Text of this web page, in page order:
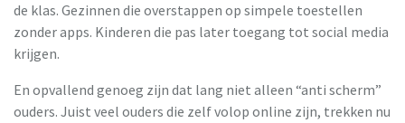
de klas. Gezinnen die overstappen op simpele toestellen
zonder apps. Kinderen die pas later toegang tot social media
krijgen.
En opvallend genoeg zijn dat lang niet alleen “anti scherm”
ouders. Juist veel ouders die zelf volop online zijn, trekken nu